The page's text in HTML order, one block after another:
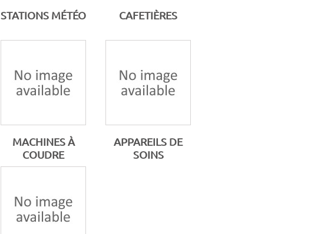
STATIONS MÉTÉO CAFETIÈRES
MACHINES À
COUDRE
APPAREILS DE
SOINS